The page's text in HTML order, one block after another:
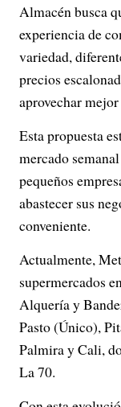
Almacén busca
experiencia de
variedad,
precios
aprovechar
Esta propuesta
mercado
pequeños
abastecer sus
conveniente.
Actualmente,
supermercados
Alquería y
Pasto (Único),
Palmira y Cali,
La 70.